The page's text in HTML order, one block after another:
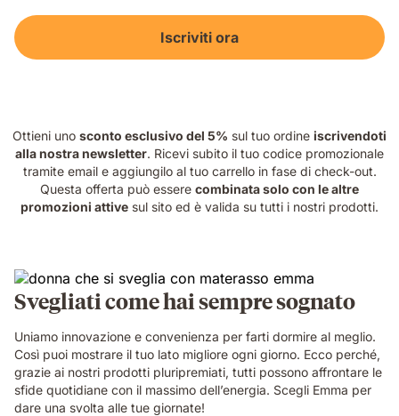
Iscriviti ora
Ottieni uno sconto esclusivo del 5% sul tuo ordine iscrivendoti
alla nostra newsletter. Ricevi subito il tuo codice promozionale
tramite email e aggiungilo al tuo carrello in fase di check-out.
Questa offerta può essere combinata solo con le altre
promozioni attive sul sito ed è valida su tutti i nostri prodotti.
Svegliati come hai sempre sognato
Uniamo innovazione e convenienza per farti dormire al meglio.
Così puoi mostrare il tuo lato migliore ogni giorno. Ecco perché,
grazie ai nostri prodotti pluripremiati, tutti possono affrontare le
sfide quotidiane con il massimo dell’energia. Scegli Emma per
dare una svolta alle tue giornate!